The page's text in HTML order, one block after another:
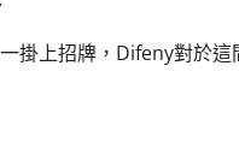
掛上招牌，Difeny對於這